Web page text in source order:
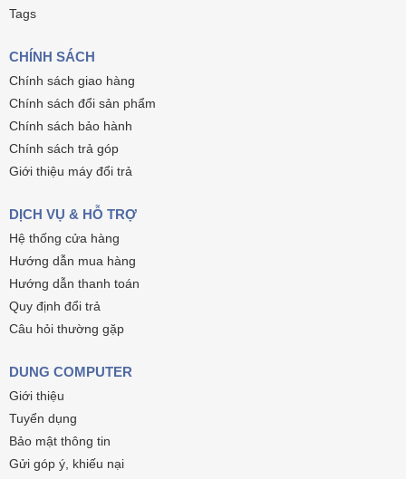
Tags
CHÍNH SÁCH
Chính sách giao hàng
Chính sách đổi sản phẩm
Chính sách bảo hành
Chính sách trả góp
Giới thiệu máy đổi trả
DỊCH VỤ & HỖ TRỢ
Hệ thống cửa hàng
Hướng dẫn mua hàng
Hướng dẫn thanh toán
Quy định đổi trả
Câu hỏi thường gặp
DUNG COMPUTER
Giới thiệu
Tuyển dụng
Bảo mật thông tin
Gửi góp ý, khiếu nại